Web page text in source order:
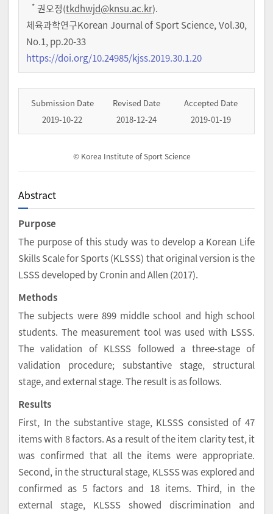
* 권오정(tkdhwjd@knsu.ac.kr).
체육과학연구Korean Journal of Sport Science,Vol.30,
No.1,pp.20-33
https://doi.org/10.24985/kjss.2019.30.1.20
Submission Date
2019-10-22
Revised Date
2018-12-24
Accepted Date
2019-01-19
© Korea Institute of Sport Science
Abstract
Purpose
The purpose of this study was to develop a Korean Life
Skills Scale for Sports (KLSSS) that original version is the
LSSS developed by Cronin and Allen (2017).
Methods
The subjects were 899 middle school and high school
students. The measurement tool was used with LSSS.
The validation of KLSSS followed a three-stage of
validation procedure; substantive stage, structural
stage, and external stage. The result is as follows.
Results
First, In the substantive stage, KLSSS consisted of 47
items with 8 factors. As a result of the item clarity test, it
was confirmed that all the items were appropriate.
Second, in the structural stage, KLSSS was explored and
confirmed as 5 factors and 18 items. Third, in the
external stage, KLSSS showed discrimination and